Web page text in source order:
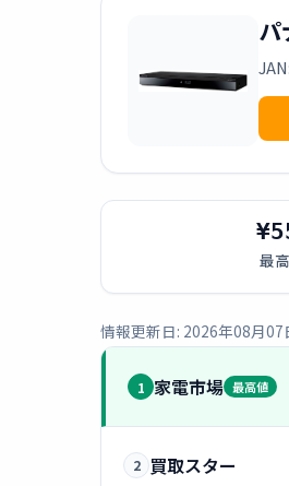
パ
最
情報更新日: 2026年08月07
1 家電市場 最高値
2 買取スター